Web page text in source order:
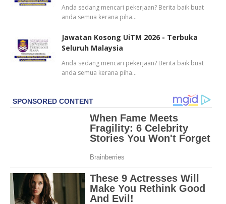
Anda sedang mencari pekerjaan? Berita baik buat
anda semua kerana piha…
Jawatan Kosong UiTM 2026 - Terbuka
Seluruh Malaysia
Anda sedang mencari pekerjaan? Berita baik buat
anda semua kerana piha…